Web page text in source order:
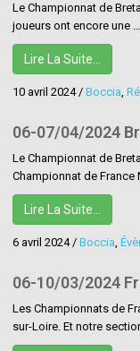
Le Championnat de
joueurs ont encore une …
Lire La Suite…
10 avril 2024/Boccia ,
06-07/04/2024
Le Championnat de
Championnat de France
Lire La Suite…
6 avril 2024/Boccia ,
06-10/03/2024
Les Championnats de
sur-Loire. Et notre